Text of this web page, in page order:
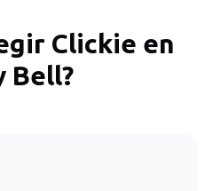
Clickie en
Bell?